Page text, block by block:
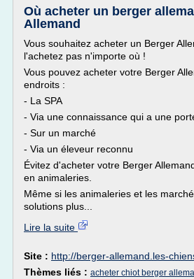
Où acheter un berger
Allemand
Vous souhaitez acheter un Berger
l'achetez pas n'importe où !
Vous pouvez acheter votre Berger
endroits :
- La SPA
- Via une connaissance qui a une
- Sur un marché
- Via un éleveur reconnu
Évitez d'acheter votre Berger
en animaleries.
Même si les animaleries et les
solutions plus...
Lire la suite
Site : http://berger-allemand.les-
Thèmes liés : acheter chiot berger